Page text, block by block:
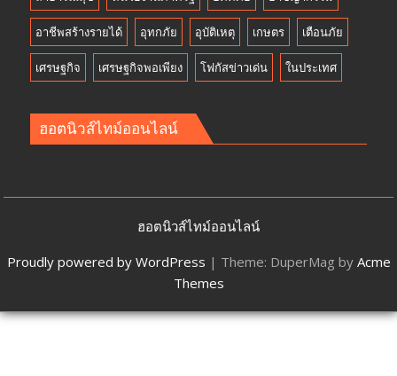
อาชีพสร้างรายได้ อุทกภัย อุบัติเหตุ เกษตร เตือนภัย
เศรษฐกิจ เศรษฐกิจพอเพียง โฟกัสข่าวเด่น ในประเทศ
ฮอตนิวส์ไทม์ออนไลน์
ฮอตนิวส์ไทม์ออนไลน์
Proudly powered by WordPress | Theme: DuperMag by Acme
Themes